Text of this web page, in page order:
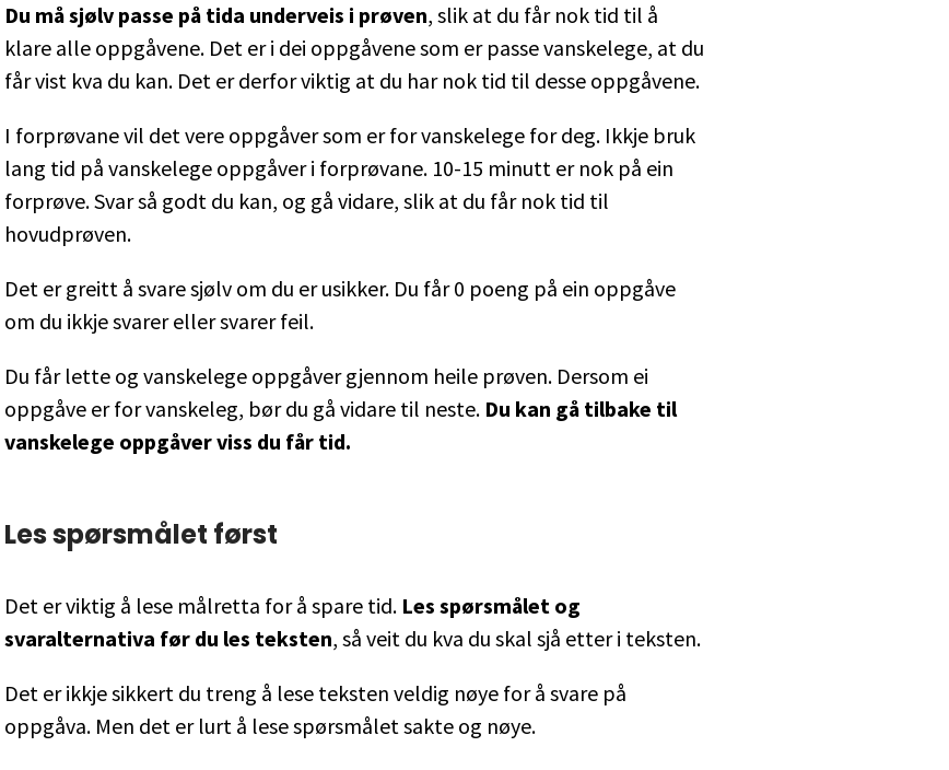
Du må sjølv passe på tida underveis i prøven, slik at du får nok tid til å
klare alle oppgåvene. Det er i dei oppgåvene som er passe vanskelege, at du
får vist kva du kan. Det er derfor viktig at du har nok tid til desse oppgåvene.
I forprøvane vil det vere oppgåver som er for vanskelege for deg. Ikkje bruk
lang tid på vanskelege oppgåver i forprøvane. 10-15 minutt er nok på ein
forprøve. Svar så godt du kan, og gå vidare, slik at du får nok tid til
hovudprøven.
Det er greitt å svare sjølv om du er usikker. Du får 0 poeng på ein oppgåve
om du ikkje svarer eller svarer feil.
Du får lette og vanskelege oppgåver gjennom heile prøven. Dersom ei
oppgåve er for vanskeleg, bør du gå vidare til neste. Du kan gå tilbake til
vanskelege oppgåver viss du får tid.
Les spørsmålet først
Det er viktig å lese målretta for å spare tid. Les spørsmålet og
svaralternativa før du les teksten, så veit du kva du skal sjå etter i teksten.
Det er ikkje sikkert du treng å lese teksten veldig nøye for å svare på
oppgåva. Men det er lurt å lese spørsmålet sakte og nøye.